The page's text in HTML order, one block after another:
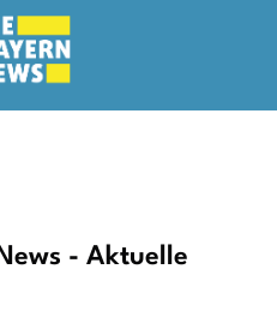
- Aktuelle